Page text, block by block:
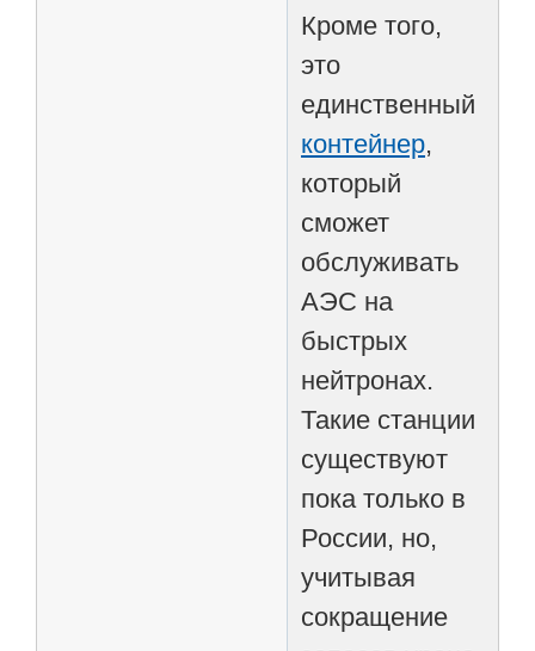
Кроме того,
это
единственный
контейнер,
который
сможет
обслуживать
АЭС на
быстрых
нейтронах.
Такие станции
существуют
пока только в
России, но,
учитывая
сокращение